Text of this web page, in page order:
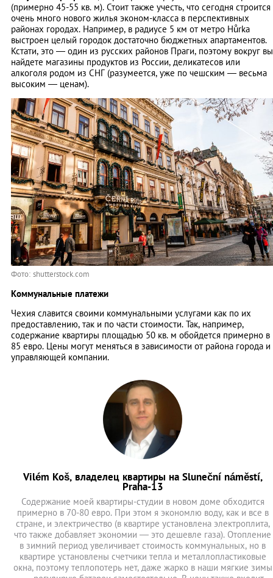
(примерно 45-55 кв. м). Стоит также учесть, что сегодня строится
очень много нового жилья эконом-класса в перспективных
районах городах. Например, в радиусе 5 км от метро Hůrka
выстроен целый городок достаточно бюджетных апартаментов.
Кстати, это — один из русских районов Праги, поэтому вокруг вы
найдете магазины продуктов из России, деликатесов или
алкоголя родом из СНГ (разумеется, уже по чешским — весьма
высоким — ценам).
Фото: shutterstock.com
Коммунальные платежи
Чехия славится своими коммунальными услугами как по их
предоставлению, так и по части стоимости. Так, например,
содержание квартиры площадью 50 кв. м обойдется примерно в
85 евро. Цены могут меняться в зависимости от района города и
управляющей компании.
Vilém Koš, владелец квартиры на Sluneční náměstí,
Praha-13
Содержание моей квартиры-студии в новом доме обходится
примерно в 70-80 евро. При этом я экономлю воду, как и все в
стране, и электричество (в квартире установлена электроплита,
что также добавляет экономии — это дешевле газа). Отопление
в зимний период увеличивает стоимость коммунальных, но в
квартире установлены счетчики тепла и металлопластиковые
окна, поэтому теплопотерь нет, даже жарко в наши мягкие зимы